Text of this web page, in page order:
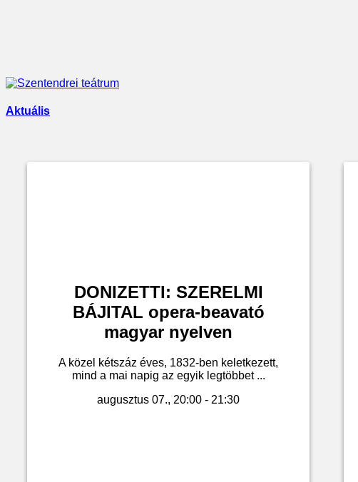
Aktuális
DONIZETTI: SZERELMI
BÁJITAL opera-beavató
magyar nyelven
A közel kétszáz éves, 1832-ben keletkezett,
mind a mai napig az egyik legtöbbet ...
augusztus 07., 20:00 - 21:30